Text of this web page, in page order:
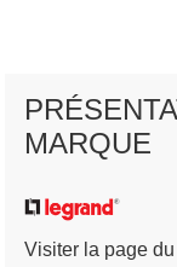
MARQUE
Visiter la page